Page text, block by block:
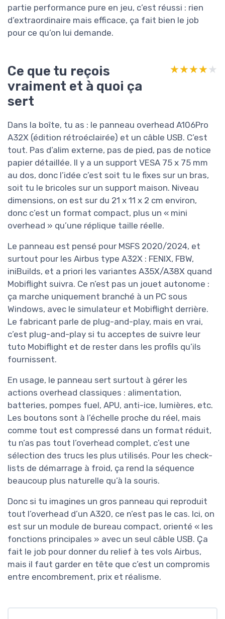
partie performance pure en jeu, c’est réussi : rien
d’extraordinaire mais efficace, ça fait bien le job
pour ce qu’on lui demande.
Ce que tu reçois
vraiment et à quoi ça
sert
★★★★★
★★★★★
Dans la boîte, tu as : le panneau overhead A106Pro
A32X (édition rétroéclairée) et un câble USB. C’est
tout. Pas d’alim externe, pas de pied, pas de notice
papier détaillée. Il y a un support VESA 75 x 75 mm
au dos, donc l’idée c’est soit tu le fixes sur un bras,
soit tu le bricoles sur un support maison. Niveau
dimensions, on est sur du 21 x 11 x 2 cm environ,
donc c’est un format compact, plus un « mini
overhead » qu’une réplique taille réelle.
Le panneau est pensé pour MSFS 2020/2024, et
surtout pour les Airbus type A32X : FENIX, FBW,
iniBuilds, et a priori les variantes A35X/A38X quand
Mobiflight suivra. Ce n’est pas un jouet autonome :
ça marche uniquement branché à un PC sous
Windows, avec le simulateur et Mobiflight derrière.
Le fabricant parle de plug-and-play, mais en vrai,
c’est plug-and-play si tu acceptes de suivre leur
tuto Mobiflight et de rester dans les profils qu’ils
fournissent.
En usage, le panneau sert surtout à gérer les
actions overhead classiques : alimentation,
batteries, pompes fuel, APU, anti-ice, lumières, etc.
Les boutons sont à l’échelle proche du réel, mais
comme tout est compressé dans un format réduit,
tu n’as pas tout l’overhead complet, c’est une
sélection des trucs les plus utilisés. Pour les check-
lists de démarrage à froid, ça rend la séquence
beaucoup plus naturelle qu’à la souris.
Donc si tu imagines un gros panneau qui reproduit
tout l’overhead d’un A320, ce n’est pas le cas. Ici, on
est sur un module de bureau compact, orienté « les
fonctions principales » avec un seul câble USB. Ça
fait le job pour donner du relief à tes vols Airbus,
mais il faut garder en tête que c’est un compromis
entre encombrement, prix et réalisme.